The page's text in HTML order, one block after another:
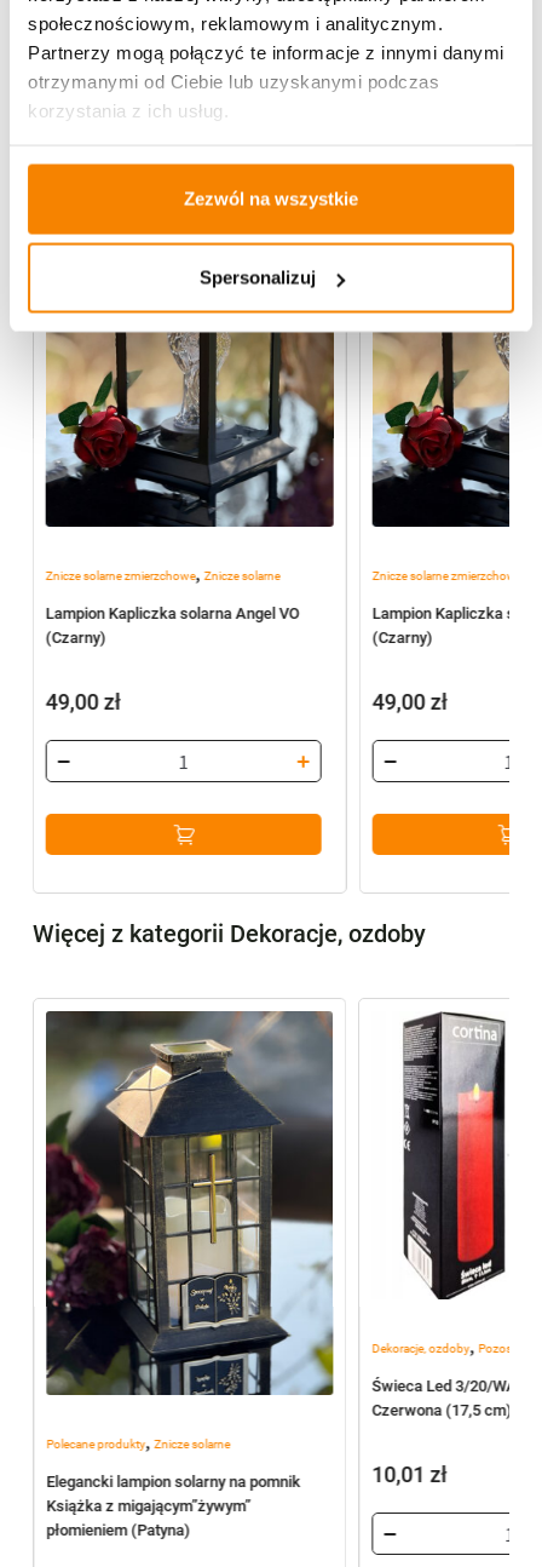
społecznościowym, reklamowym i analitycznym.
Partnerzy mogą połączyć te informacje z innymi danymi
otrzymanymi od Ciebie lub uzyskanymi podczas
korzystania z ich usług.
Zezwól na wszystkie
Spersonalizuj
Może spodoba się również…
Znicze solarne zmierzchowe,Znicze solarne
Lampion Kapliczka solarna Angel VO
(Czarny)
49,00zł
Znicze solarne zmierzchowe
Lampion Kapliczka
(Czarny)
49,00zł
Więcej z kategorii Dekoracje, ozdoby
Polecane produkty, Znicze solarne
Elegancki lampion solarny na pomnik
Książka z migającym”żywym”
płomieniem (Patyna)
Dekoracje, ozdoby,Pozostałe
Świeca Led 3/20/WAX
Czerwona (17,5 cm)
10,01zł